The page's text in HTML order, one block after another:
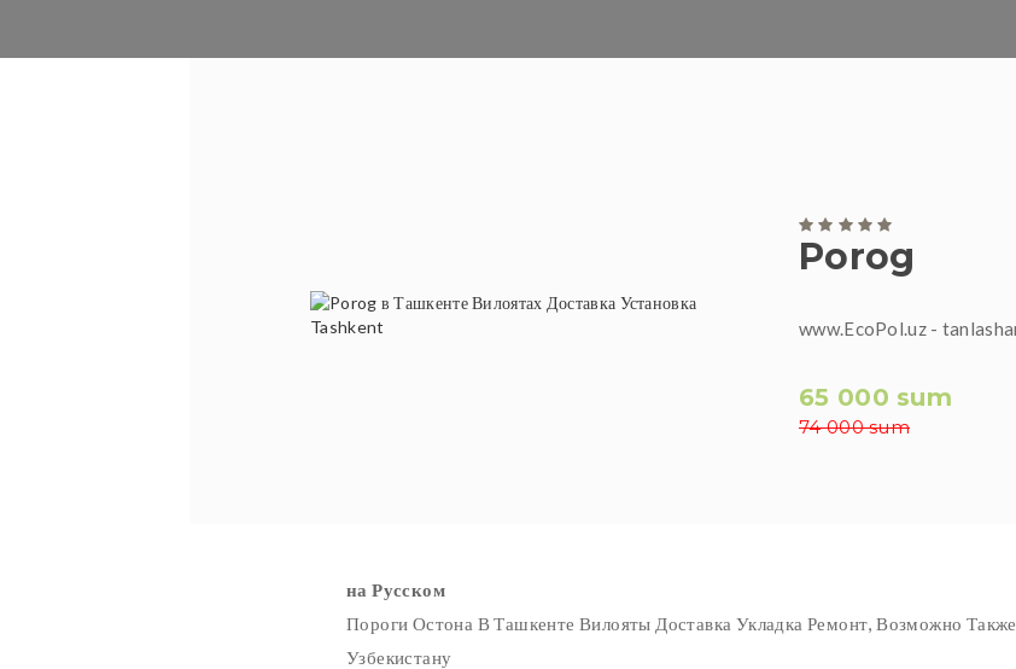
Porog
www.EcoPol.uz -
65 000 sum
74 000 sum
на Русском
Пороги Остона В Ташкенте Вилояты Доставка Укладка Ремонт, Возможно
Узбекистану